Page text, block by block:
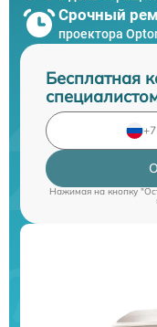
Срочный
проектора
Бесплатная
Нажимая на кнопку